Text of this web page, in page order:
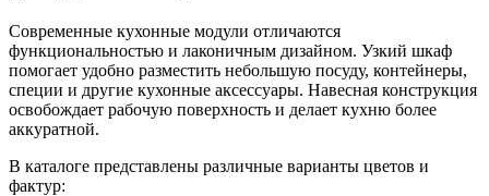
Современные кухонные модули отличаются
функциональностью и лаконичным дизайном. Узкий шкаф
помогает удобно разместить небольшую посуду, контейнеры,
специи и другие кухонные аксессуары. Навесная конструкция
освобождает рабочую поверхность и делает кухню более
аккуратной.
В каталоге представлены различные варианты цветов и
фактур: